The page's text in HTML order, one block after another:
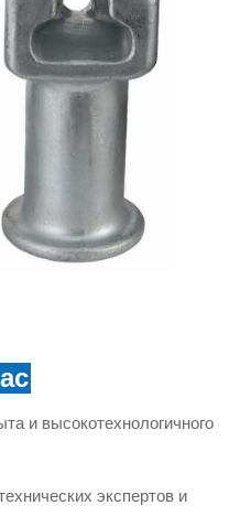
и высокотехнологичного
экспертов и